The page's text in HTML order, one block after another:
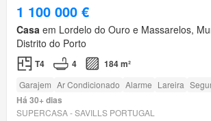
1 100 000 €
Casa em Lordelo do Ouro e Massarelos,
Distrito do Porto
T4 4 184 m²
Garajem Ar Condicionado Alarme Lareira
Há 30+ dias
SUPERCASA - SAVILLS PORTUGAL